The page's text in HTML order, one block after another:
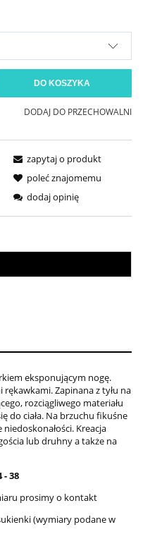
DO KOSZYKA
DODAJ DO PRZECHOWALNI
zapytaj o produkt
poleć znajomemu
dodaj opinię
KOSZTÓW PŁATNOŚCI
eksponującym nogę.
Zapinana z tyłu na
rozciągliwego materiału
do ciała. Na brzuchu fikuśne
Kreacja
lub druhny a także na
- 38
prosimy o kontakt
(wymiary podane w